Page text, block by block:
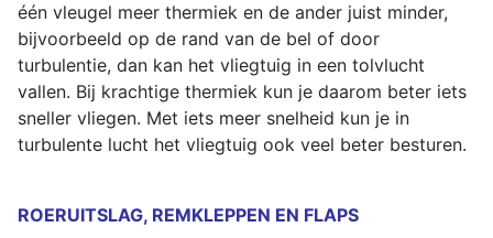
één vleugel meer thermiek en de ander juist minder,
bijvoorbeeld op de rand van de bel of door
turbulentie, dan kan het vliegtuig in een tolvlucht
vallen. Bij krachtige thermiek kun je daarom beter iets
sneller vliegen. Met iets meer snelheid kun je in
turbulente lucht het vliegtuig ook veel beter besturen.
ROERUITSLAG, REMKLEPPEN EN FLAPS